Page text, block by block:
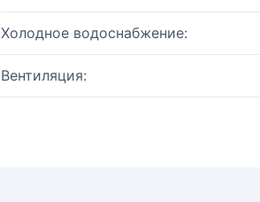
Холодное водоснабжение:
Вентиляция: